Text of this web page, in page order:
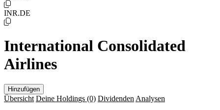
INR.DE
International Consolidated
Airlines
Hinzufügen
Übersicht Deine Holdings (0) Dividenden Analysen